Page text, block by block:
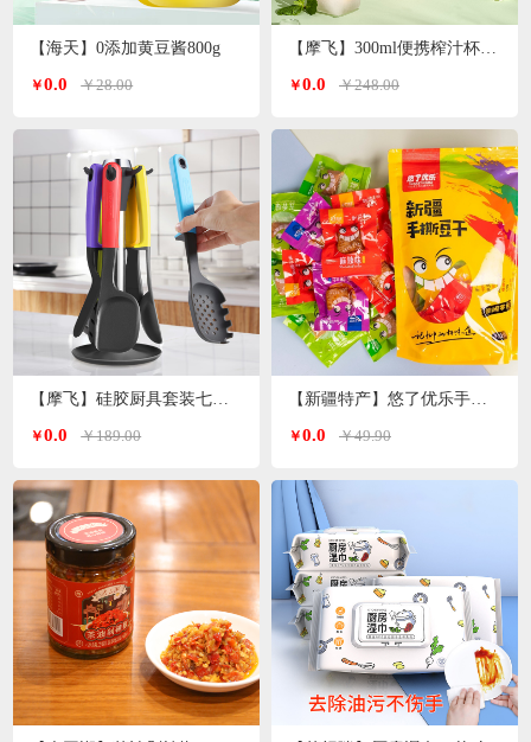
【海天】0添加黄豆酱800g
￥0.0 ￥28.00
￥0.0 ￥189.00
￥0.0 ￥248.00
￥0.0 ￥49.90